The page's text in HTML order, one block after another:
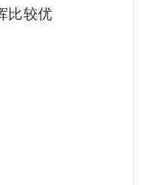
比较优